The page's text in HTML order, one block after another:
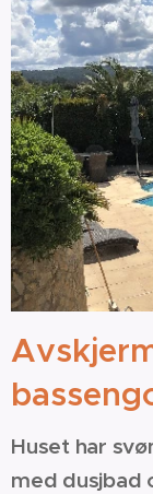
Huset har
med dusjbad